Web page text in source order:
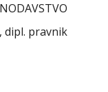
dipl. pravnik